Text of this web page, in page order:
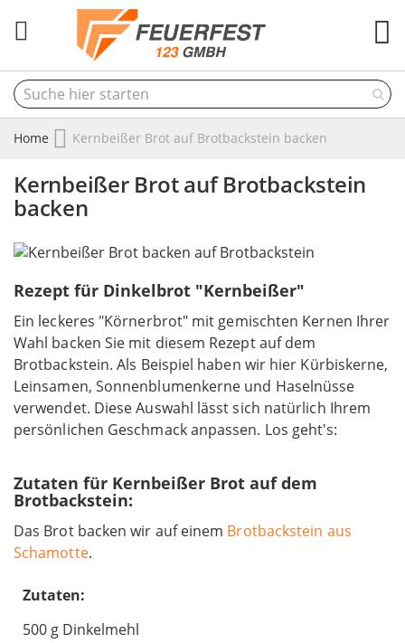
Home Kernbeißer Brot auf Brotbackstein backen
Kernbeißer Brot auf Brotbackstein
backen
Rezept für Dinkelbrot "Kernbeißer"
Ein leckeres "Körnerbrot" mit gemischten Kernen Ihrer
Wahl backen Sie mit diesem Rezept auf dem
Brotbackstein. Als Beispiel haben wir hier Kürbiskerne,
Leinsamen, Sonnenblumenkerne und Haselnüsse
verwendet. Diese Auswahl lässt sich natürlich Ihrem
persönlichen Geschmack anpassen. Los geht's:
Zutaten für Kernbeißer Brot auf dem
Brotbackstein:
Das Brot backen wir auf einem Brotbackstein aus
Schamotte.
Zutaten:
500 g Dinkelmehl